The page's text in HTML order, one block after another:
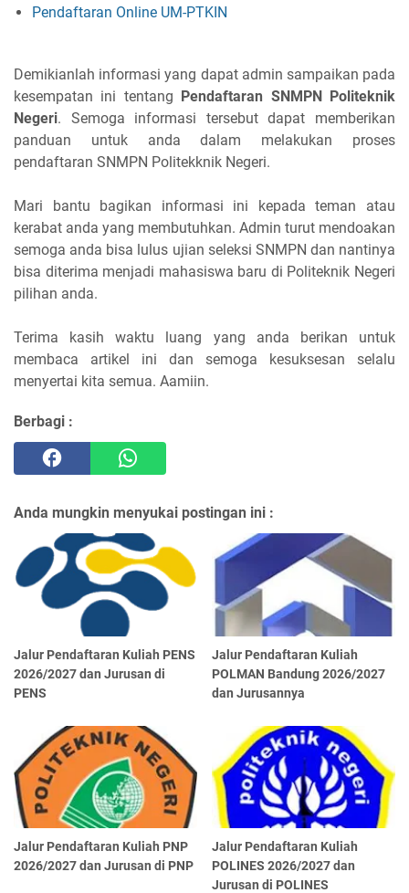
Pendaftaran Online UM-PTKIN
Demikianlah informasi yang dapat admin sampaikan pada
kesempatan ini tentang Pendaftaran SNMPN Politeknik
Negeri. Semoga informasi tersebut dapat memberikan
panduan untuk anda dalam melakukan proses
pendaftaran SNMPN Politekknik Negeri.
Mari bantu bagikan informasi ini kepada teman atau
kerabat anda yang membutuhkan. Admin turut mendoakan
semoga anda bisa lulus ujian seleksi SNMPN dan nantinya
bisa diterima menjadi mahasiswa baru di Politeknik Negeri
pilihan anda.
Terima kasih waktu luang yang anda berikan untuk
membaca artikel ini dan semoga kesuksesan selalu
menyertai kita semua. Aamiin.
Berbagi :
Anda mungkin menyukai postingan ini :
Jalur Pendaftaran Kuliah PENS
2026/2027 dan Jurusan di
PENS
Jalur Pendaftaran Kuliah
POLMAN Bandung 2026/2027
dan Jurusannya
Jalur Pendaftaran Kuliah PNP
2026/2027 dan Jurusan di PNP
Jalur Pendaftaran Kuliah
POLINES 2026/2027 dan
Jurusan di POLINES